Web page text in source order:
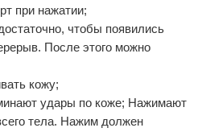
при нажатии;
чтобы появились
После этого можно
кожу;
удары по коже; Нажимают
тела. Нажим должен